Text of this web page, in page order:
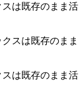
は既存のまま活
は既存のまま活